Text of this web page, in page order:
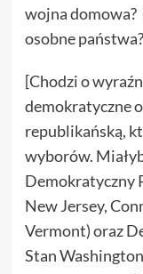
wojna domowa?
osobne państwa?
[Chodzi o
demokratyczne
republikańską,
wyborów.
Demokratyczny
New Jersey,
Vermont) oraz
Stan